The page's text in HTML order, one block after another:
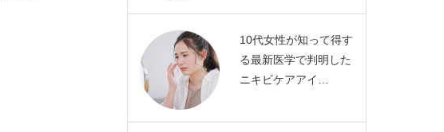
10代女性が知って得す
る最新医学で判明した
ニキビケアアイ…